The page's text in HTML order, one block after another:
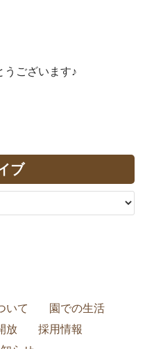
うございます♪
ブ
いて
園での生活
放
採用情報